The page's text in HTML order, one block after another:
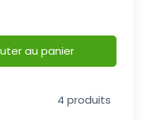
au panier
4 produits